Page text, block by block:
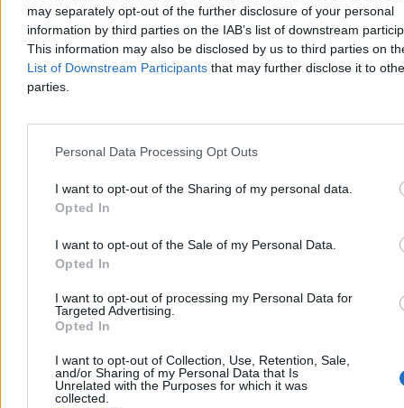
may separately opt-out of the further disclosure of your personal
information by third parties on the IAB’s list of downstream
This information may also be disclosed by us to third parties on
List of Downstream Participants that may further disclose it to
parties.
Personal Data Processing Opt Outs
I want to opt-out of the Sharing of my personal data.
Opted In
I want to opt-out of the Sale of my Personal Data.
Opted In
I want to opt-out of processing my Personal Data for
Targeted Advertising.
Opted In
I want to opt-out of Collection, Use, Retention, Sale,
and/or Sharing of my Personal Data that Is
Unrelated with the Purposes for which it was
collected.
To, że historia zabytkowej metropolii z silnym akademickim
ośrodkiem może potoczyć się inaczej, udowodnił w ostatnich latach
wieloletni burmistrz Kluż-Napoka (Cluj-Napoca) w Rumunii. Ta
stolica Siedmiogrodu w późnych latach 90. nazywana była
slumsem, dziś nierzadko – Doliną Krzemową Europy Wschodniej.
wynikiem. Boc nie zarządza przez rolki, ale przez strategię.
kompleksu innowacyjnego, który już przyciągnął Boscha, SAP-a i
aby ten kapitał nie wyjeżdżał z miasta.
Leonarda da Vinci zamiast wampirów. Miał lepszy punkt wyjścia
niż Kluż pod każdym względem – historycznym, akademickim,
infrastrukturalnym. Nie ma tylko swojego Boca.
Reklama